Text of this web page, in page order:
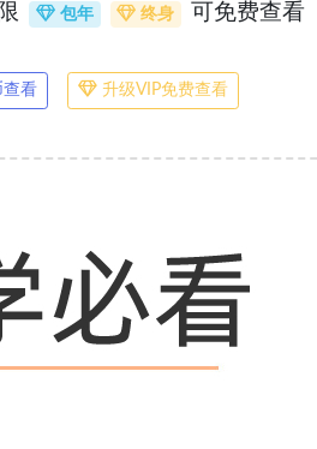
包年 终身 可免费查看
查看 升级VIP免费查看